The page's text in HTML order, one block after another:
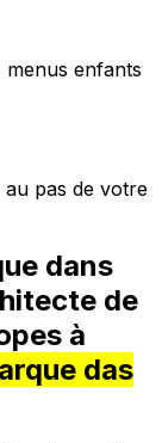
menus enfants
au pas de votre
dans
de
à
das